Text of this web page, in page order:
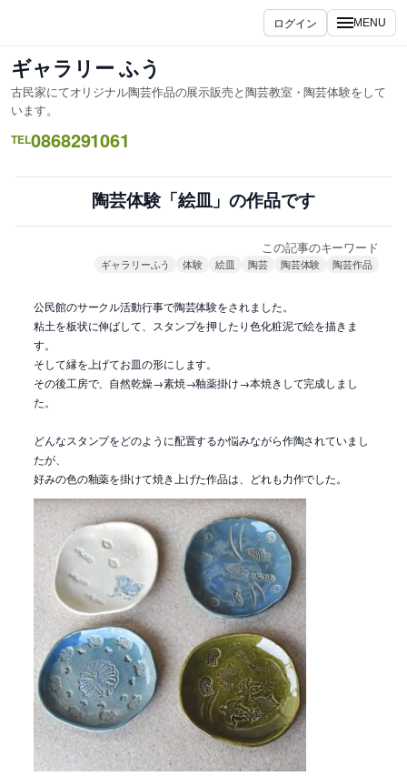
ス
キ
ッ
プ
ログイン MENU
ギャラリー ふう
古民家にてオリジナル陶芸作品の展示販売と陶芸教室・陶芸体験をして
います。
TEL0868291061
陶芸体験「絵皿」の作品です
この記事のキーワード
ギャラリーふう 体験 絵皿 陶芸 陶芸体験 陶芸作品
公民館のサークル活動行事で陶芸体験をされました。
粘土を板状に伸ばして、スタンプを押したり色化粧泥で絵を描きま
す。
そして縁を上げてお皿の形にします。
その後工房で、自然乾燥→素焼→釉薬掛け→本焼きして完成しまし
た。
どんなスタンプをどのように配置するか悩みながら作陶されていまし
たが、
好みの色の釉薬を掛けて焼き上げた作品は、どれも力作でした。